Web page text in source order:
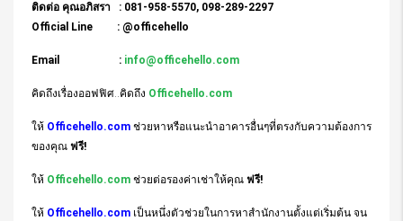
ติดต่อ คุณอภิสรา : 081-958-5570, 098-289-2297
Official Line : @officehello
Email : info@officehello.com
คิดถึงเรื่องออฟฟิศ..คิดถึง Officehello.com
ให้ Officehello.com ช่วยหาหรือแนะนำอาคารอื่นๆที่ตรงกับความต้องการ
ของคุณ ฟรี!
ให้ Officehello.com ช่วยต่อรองค่าเช่าให้คุณ ฟรี!
ให้ Officehello.com เป็นหนึ่งตัวช่วยในการหาสำนักงานตั้งแต่เริ่มต้น จน